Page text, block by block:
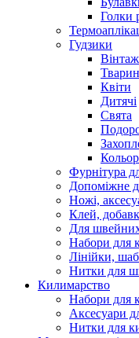
Голки
Гудзики
Вінтаж
Квіти
Дитячі
Свята
Фурнітура
Допоміжне
Ножі,
Клей,
Для
Набори для
Лінійки,
Нитки для
Килимарство
Набори для
Аксесуари
Нитки для